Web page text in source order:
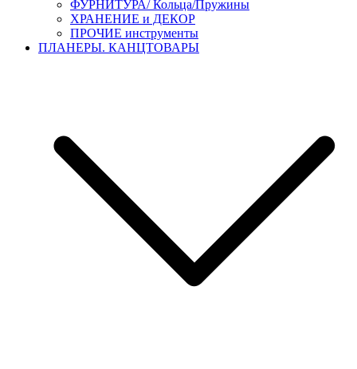
ФУРНИТУРА/ Кольца/Пружины
ХРАНЕНИЕ и ДЕКОР
ПРОЧИЕ инструменты
ПЛАНЕРЫ. КАНЦТОВАРЫ